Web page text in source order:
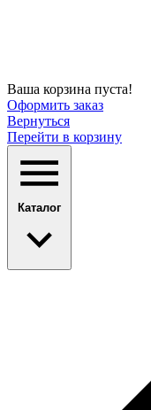
Ваша корзина пуста!
Оформить заказ
Вернуться
Перейти в корзину
Каталог